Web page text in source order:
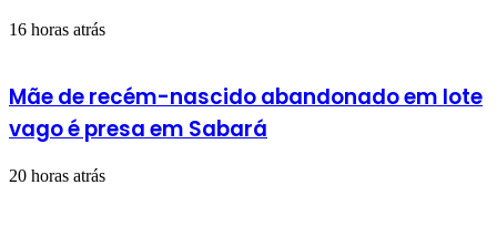
16 horas atrás
Mãe de recém-nascido abandonado em lote
vago é presa em Sabará
20 horas atrás